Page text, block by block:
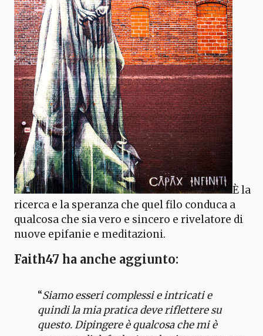
È la
ricerca e la speranza che quel filo conduca a
qualcosa che sia vero e sincero e rivelatore di
nuove epifanie e meditazioni.
Faith47 ha anche aggiunto:
“Siamo esseri complessi e intricati e
quindi la mia pratica deve riflettere su
questo. Dipingere è qualcosa che mi è